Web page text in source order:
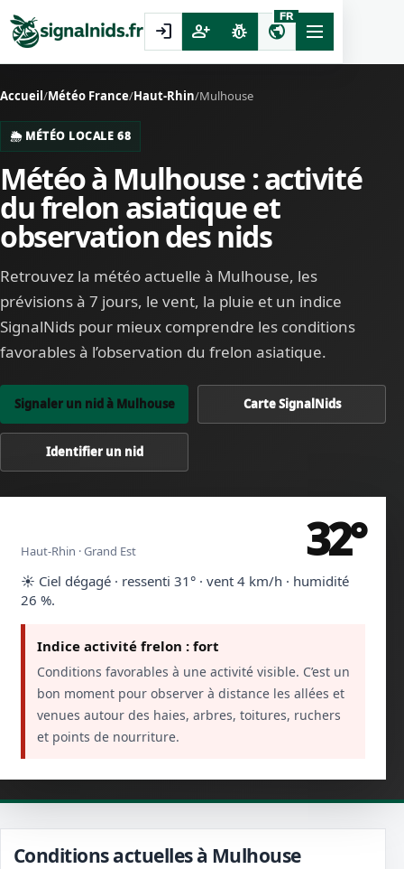
login person_add pest_control public
FR
Accueil/Météo France/Haut-Rhin/Mulhouse
🌦️ MÉTÉO LOCALE 68
Météo à Mulhouse : activité
du frelon asiatique et
observation des nids
Retrouvez la météo actuelle à Mulhouse, les
prévisions à 7 jours, le vent, la pluie et un indice
SignalNids pour mieux comprendre les conditions
favorables à l’observation du frelon asiatique.
Signaler un nid à Mulhouse Carte SignalNids
Identifier un nid
Haut-Rhin · Grand Est 32°
☀️ Ciel dégagé · ressenti 31° · vent 4 km/h · humidité
26 %.
Indice activité frelon : fort
Conditions favorables à une activité visible. C’est un
bon moment pour observer à distance les allées et
venues autour des haies, arbres, toitures, ruchers
et points de nourriture.
Conditions actuelles à Mulhouse